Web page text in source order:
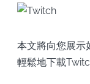
本文將向您展示
輕鬆地下載